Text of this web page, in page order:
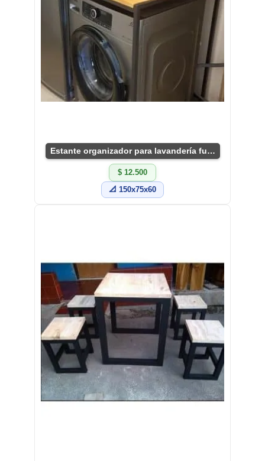
Estante organizador para lavandería funcional
$ 12.500
📐 150x75x60